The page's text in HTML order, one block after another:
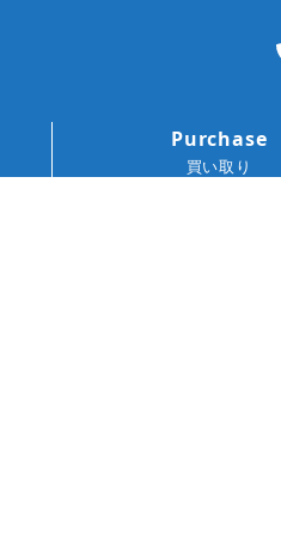
Purchase
買い取り